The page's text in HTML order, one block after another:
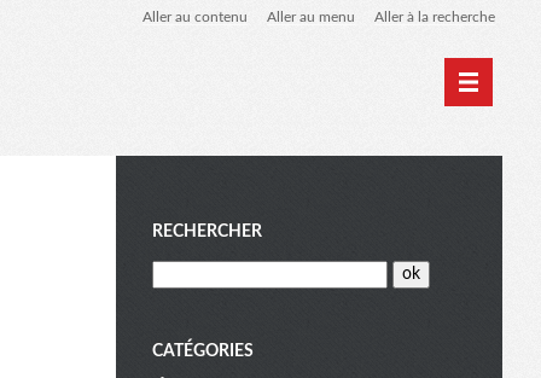
Aller au contenu Aller au menu Aller à la recherche
M
e
RECHERCHER
CATÉGORIES